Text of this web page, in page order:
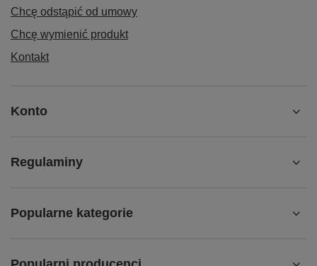
Chcę odstąpić od umowy
Chcę wymienić produkt
Kontakt
Konto
Regulaminy
Popularne kategorie